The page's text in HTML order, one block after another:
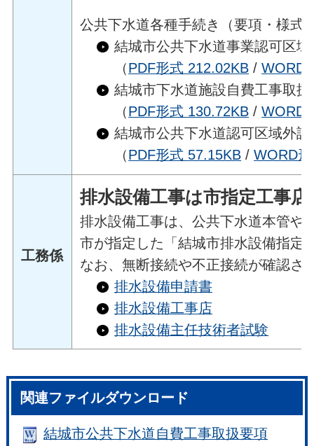
公共下水道各種手続き（要項・様式
結城市公共下水道事業認可区
（PDF形式 212.02KB /WORD
結城市下水道施設自費工事取扱
（PDF形式 130.72KB /WORD
結城市公共下水道認可区域外証
（PDF形式 57.15KB /WORD
工務係
排水設備工事は市指定工事店
排水設備工事は、公共下水道本管や
市が指定した「結城市排水設備指定
なお、無断接続や不正接続が確認さ
排水設備申請書
排水設備工事店
排水設備主任技術者試験
関連ファイルダウンロード
結城市公共下水道自費工事取扱要項